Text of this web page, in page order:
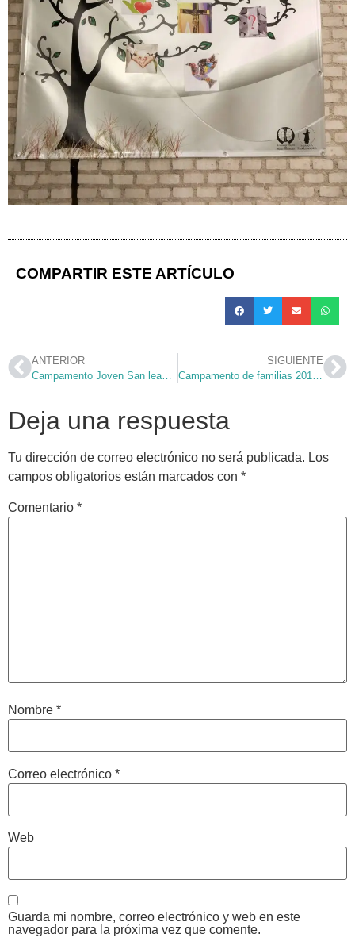
COMPARTIR ESTE ARTÍCULO
ANTERIOR
SIGUIENTE
Deja una respuesta
Tu dirección de correo electrónico no será publicada. Los
campos obligatorios están marcados con *
Comentario *
Nombre *
Correo electrónico *
Web
Guarda mi nombre, correo electrónico y web en este
navegador para la próxima vez que comente.